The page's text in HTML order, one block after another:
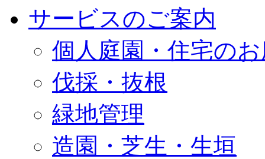
サービスのご案内
個人庭園・住宅の
伐採・抜根
緑地管理
造園・芝生・生垣